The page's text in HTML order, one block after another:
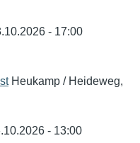
- 17:00
Heukamp / Heideweg,
- 13:00